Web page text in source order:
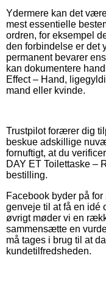
Ydermere kan det
mest essentielle
ordren, for eksempel
den forbindelse er det
permanent bevarer
kan dokumentere
Effect – Hand,
mand eller kvinde.
Trustpilot forærer dig
beskue adskillige
fornuftigt, at du
DAY ET Toilettaske –
bestilling.
Facebook byder på
genveje til at få en idé
øvrigt møder vi en
sammensætte en
må tages i brug til at
kundetilfredsheden.